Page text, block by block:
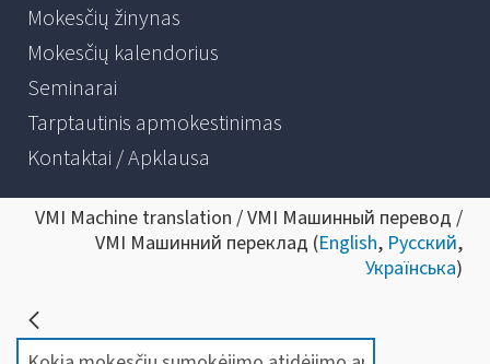
Mokesčių žinynas
Mokesčių kalendorius
Seminarai
Tarptautinis apmokestinimas
Kontaktai / Apklausa
VMI Machine translation / VMI Машинный перевод /
VMI Машинний переклад (English, Русский,
Українська)